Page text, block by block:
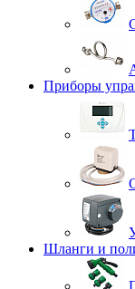
Приборы
Шланги и